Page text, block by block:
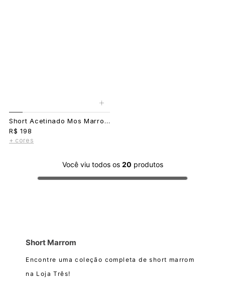
+
Short Acetinado Mos Marrom
R$ 198
+ cores
Você viu todos os 20 produtos
Short Marrom
Encontre uma coleção completa de short marrom
na Loja Três!